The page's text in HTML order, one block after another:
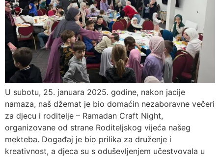
U subotu, 25. januara 2025. godine, nakon jacije
namaza, naš džemat je bio domaćin nezaboravne večeri
za djecu i roditelje – Ramadan Craft Night,
organizovane od strane Roditeljskog vijeća našeg
mekteba. Događaj je bio prilika za druženje i
kreativnost, a djeca su s oduševljenjem učestvovala u